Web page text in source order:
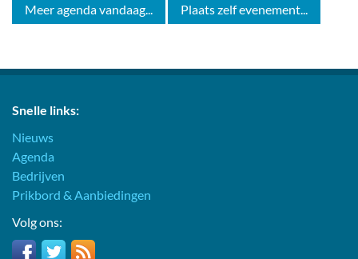
Meer agenda vandaag... Plaats zelf evenement...
Snelle links:
Nieuws
Agenda
Bedrijven
Prikbord & Aanbiedingen
Volg ons: